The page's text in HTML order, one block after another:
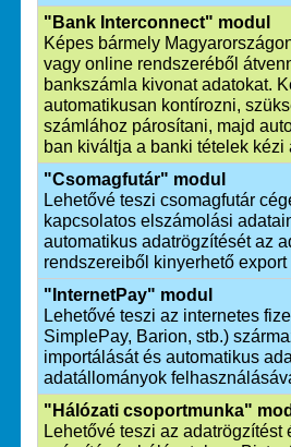
"Bank Interconnect" modul
Képes bármely
vagy online rendszeréből
bankszámla kivonat adatokat.
automatikusan kontírozni,
számlához párosítani, majd
ban kiváltja a banki tételek kézi
"Csomagfutár" modul
Lehetővé teszi csomagfutár
kapcsolatos elszámolási
automatikus adatrögzítését az
rendszereiből kinyerhető
"InternetPay" modul
Lehetővé teszi az internetes
SimplePay, Barion, stb.)
importálását és automatikus
adatállományok
"Hálózati csoportmunka"
Lehetővé teszi az